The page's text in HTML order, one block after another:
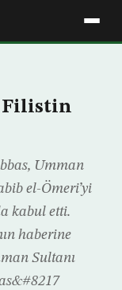
Filistin
Umman
el-Ömeri’yi
kabul etti.
haberine
Sultanı